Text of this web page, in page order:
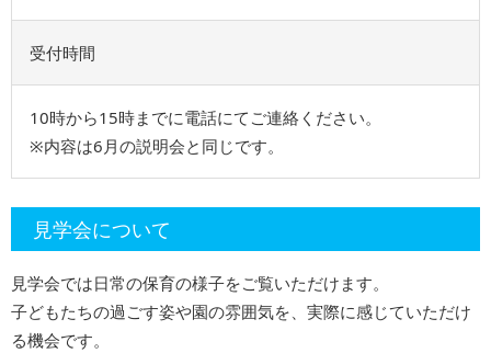
受付時間
10時から15時までに電話にてご連絡ください。
※内容は6月の説明会と同じです。
⾒学会について
見学会では⽇常の保育の様子をご覧いただけます。
子どもたちの過ごす姿や園の雰囲気を、実際に感じていただけ
る機会です。